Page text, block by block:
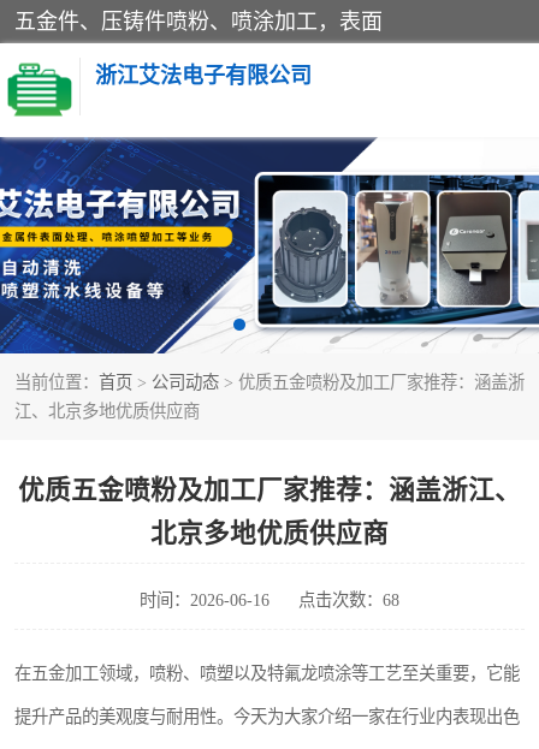
五金件、压铸件喷粉、喷涂加工，表面
浙江艾法电子有限公司
当前位置： 首页 > 公司动态 > 优质五金喷粉及加工厂家推荐：涵盖浙
江、北京多地优质供应商
优质五金喷粉及加工厂家推荐：涵盖浙江、
北京多地优质供应商
时间：2026-06-16 点击次数：68
在五金加工领域，喷粉、喷塑以及特氟龙喷涂等工艺至关重要，它能
提升产品的美观度与耐用性。今天为大家介绍一家在行业内表现出色
五金加工